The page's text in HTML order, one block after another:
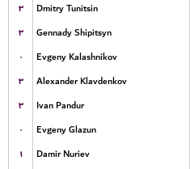
۳
Dmitry Tunitsin
۳
Gennady Shipitsyn
۰
Evgeny Kalashnikov
۳
Alexander Klavdenkov
۳
Ivan Pandur
۰
Evgeny Glazun
۱
Damir Nuriev